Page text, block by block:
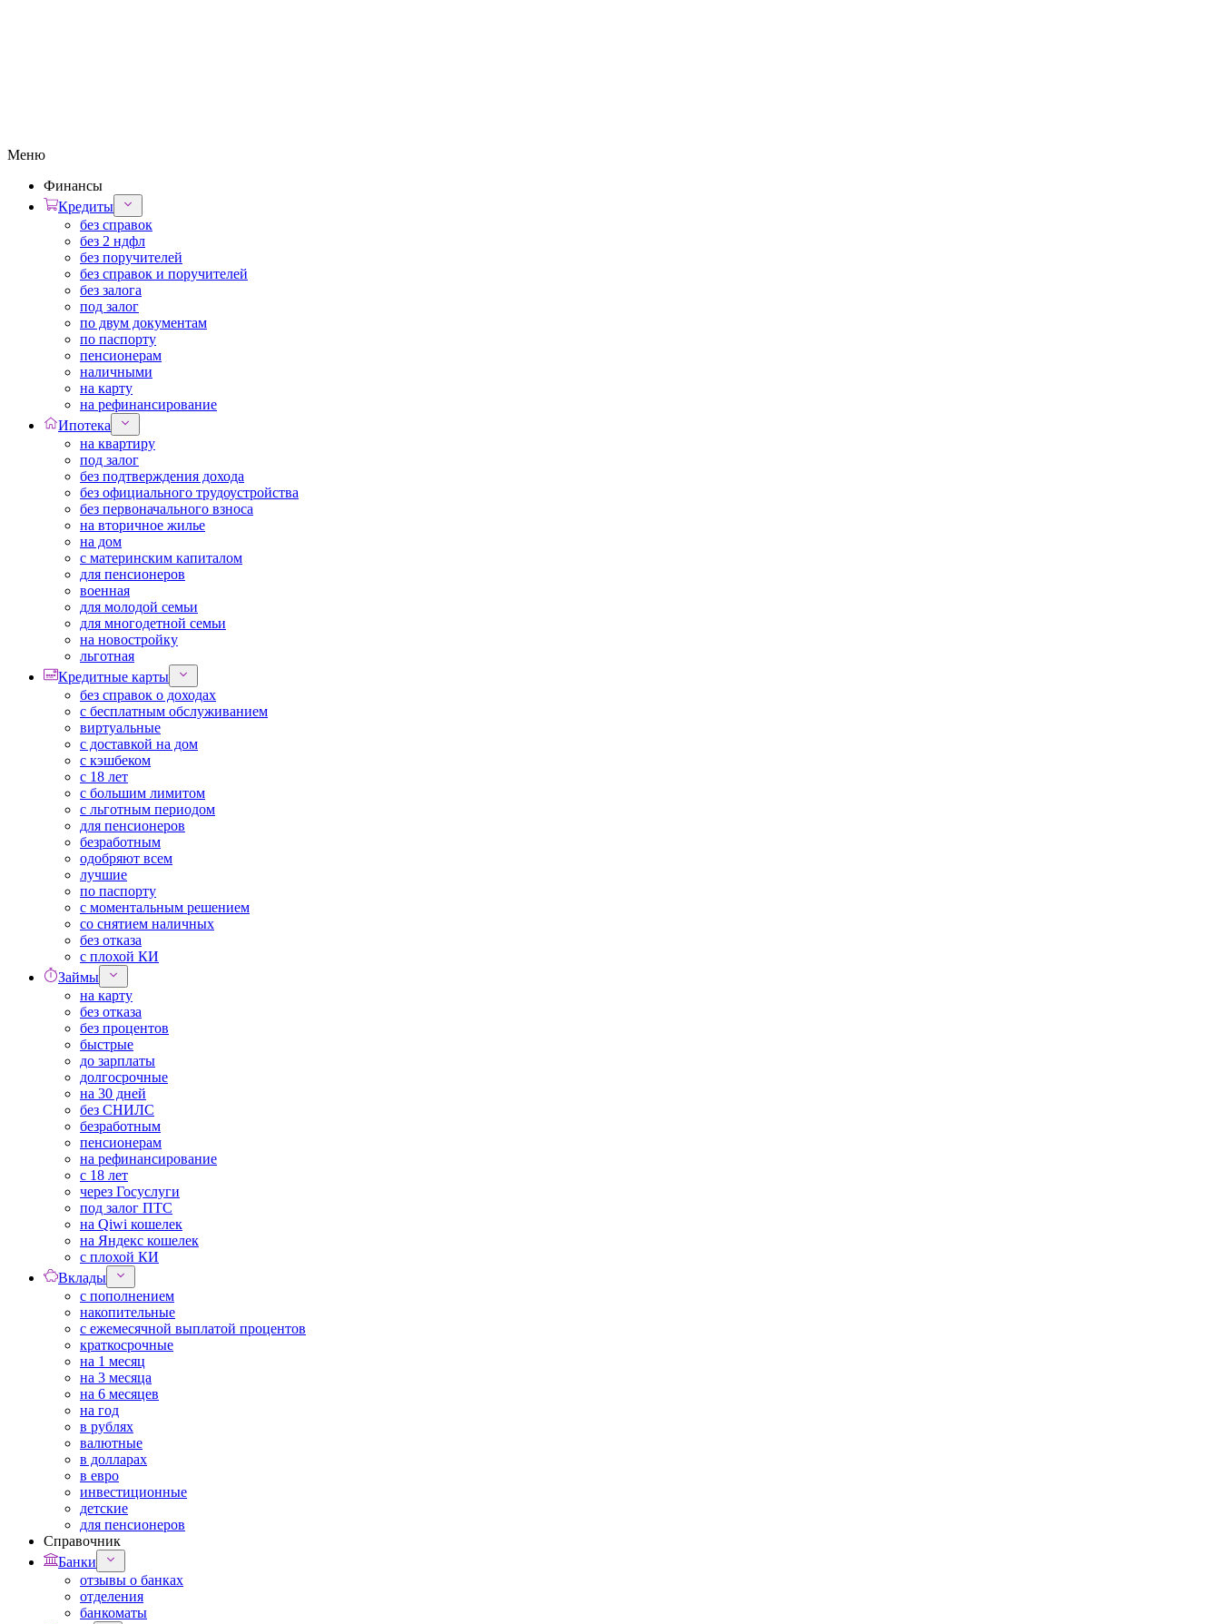
Меню
Финансы
Кредиты
без справок
без 2 ндфл
без поручителей
без справок и поручителей
без залога
под залог
по двум документам
по паспорту
пенсионерам
наличными
на карту
на рефинансирование
Ипотека
на квартиру
под залог
без подтверждения дохода
без официального трудоустройства
без первоначального взноса
на вторичное жилье
на дом
с материнским капиталом
для пенсионеров
военная
для молодой семьи
для многодетной семьи
на новостройку
льготная
Кредитные карты
без справок о доходах
с бесплатным обслуживанием
виртуальные
с доставкой на дом
с кэшбеком
с 18 лет
с большим лимитом
с льготным периодом
для пенсионеров
безработным
одобряют всем
лучшие
по паспорту
с моментальным решением
со снятием наличных
без отказа
с плохой КИ
Займы
на карту
без отказа
без процентов
быстрые
до зарплаты
долгосрочные
на 30 дней
без СНИЛС
безработным
пенсионерам
на рефинансирование
с 18 лет
через Госуслуги
под залог ПТС
на Qiwi кошелек
на Яндекс кошелек
с плохой КИ
Вклады
с пополнением
накопительные
с ежемесячной выплатой процентов
краткосрочные
на 1 месяц
на 3 месяца
на 6 месяцев
на год
в рублях
валютные
в долларах
в евро
инвестиционные
детские
для пенсионеров
Справочник
Банки
отзывы о банках
отделения
банкоматы